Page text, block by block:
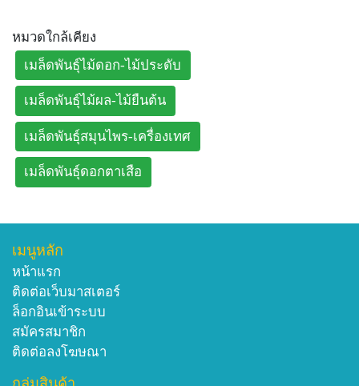
หมวดใกล้เคียง
เมล็ดพันธุ์ไม้ดอก-ไม้ประดับ
เมล็ดพันธุ์ไม้ผล-ไม้ยืนต้น
เมล็ดพันธุ์สมุนไพร-เครื่องเทศ
เมล็ดพันธุ์ดอกตาเสือ
เมนูหลัก
หน้าแรก
ติดต่อเว็บมาสเตอร์
ล็อกอินเข้าระบบ
สมัครสมาชิก
ติดต่อลงโฆษณา